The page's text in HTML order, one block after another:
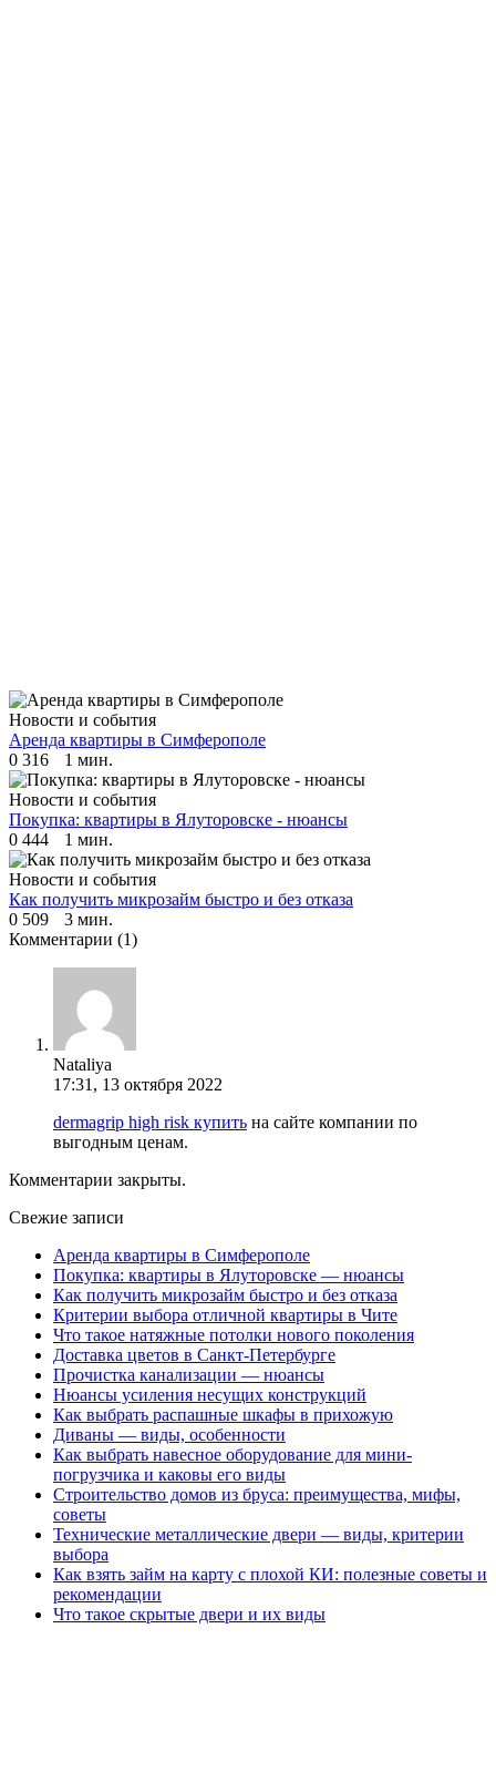
Новости и события
Аренда квартиры в Симферополе
0 316 1 мин.
Новости и события
Покупка: квартиры в Ялуторовске - нюансы
0 444 1 мин.
Новости и события
Как получить микрозайм быстро и без отказа
0 509
3 мин.
Комментарии (1)
Nataliya
17:31, 13 октября 2022
dermagrip high risk купить на сайте компании по
выгодным ценам.
Комментарии закрыты.
Свежие записи
Аренда квартиры в Симферополе
Покупка: квартиры в Ялуторовске — нюансы
Как получить микрозайм быстро и без отказа
Критерии выбора отличной квартиры в Чите
Что такое натяжные потолки нового поколения
Доставка цветов в Санкт-Петербурге
Прочистка канализации — нюансы
Нюансы усиления несущих конструкций
Как выбрать распашные шкафы в прихожую
Диваны — виды, особенности
Как выбрать навесное оборудование для мини-
погрузчика и каковы его виды
Строительство домов из бруса: преимущества, мифы,
советы
Технические металлические двери — виды, критерии
выбора
Как взять займ на карту с плохой КИ: полезные советы и
рекомендации
Что такое скрытые двери и их виды